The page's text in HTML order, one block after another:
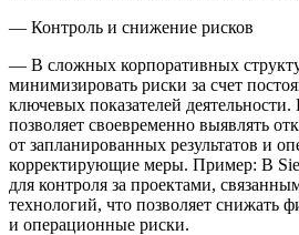
— Контроль и снижение рисков
— В сложных корпоративных
минимизировать риски за счет
ключевых показателей
позволяет своевременно выявлять
от запланированных результатов и
корректирующие меры. Пример: В
для контроля за проектами,
технологий, что позволяет снижать
и операционные риски.